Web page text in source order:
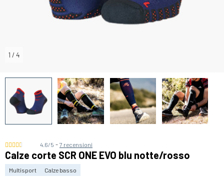
1 / 4
4.6/5 - 7 recensioni
Calze corte SCR ONE EVO blu notte/rosso
Multisport Calze basso